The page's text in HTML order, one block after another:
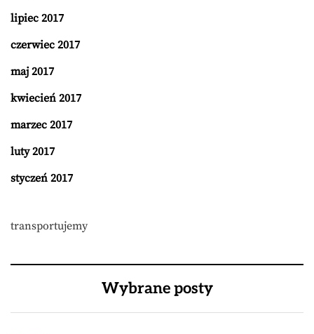
lipiec 2017
czerwiec 2017
maj 2017
kwiecień 2017
marzec 2017
luty 2017
styczeń 2017
transportujemy
Wybrane posty